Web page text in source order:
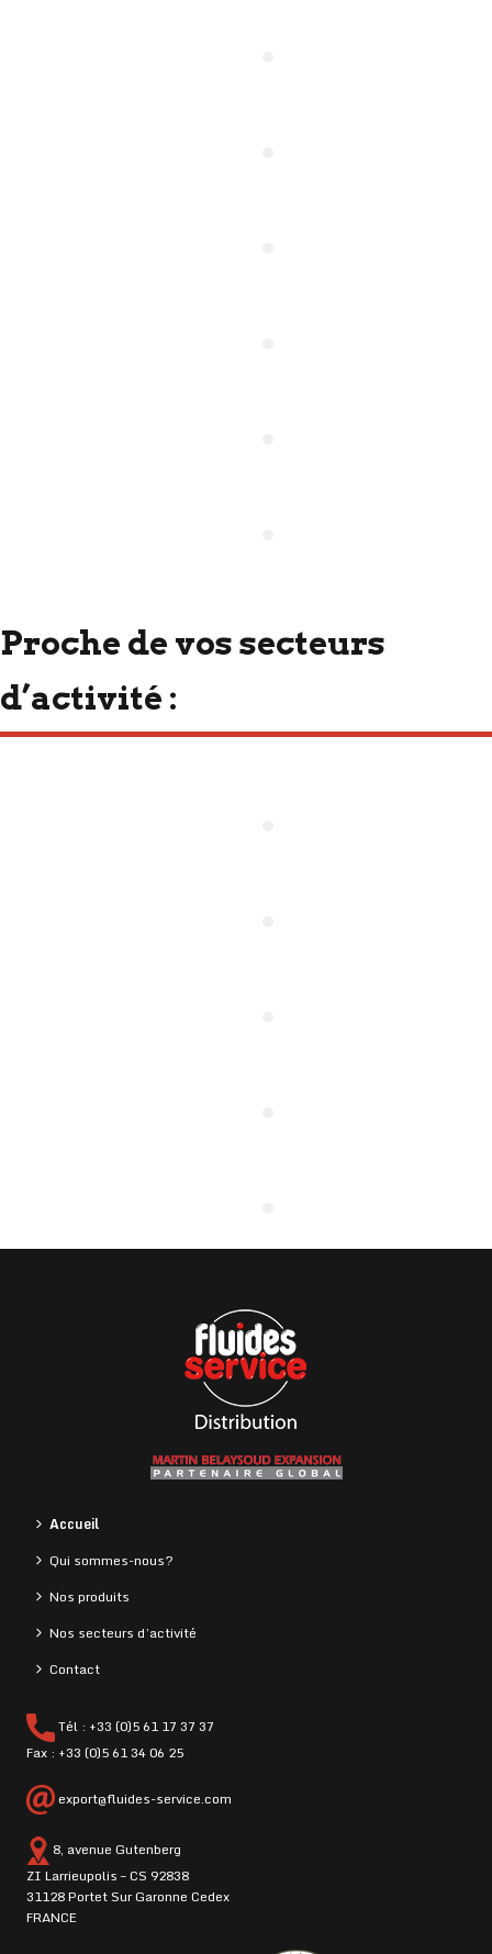
Proche de vos secteurs
d’activité :
Accueil
Qui sommes-nous?
Nos produits
Nos secteurs d’activité
Contact
Tél : +33 (0)5 61 17 37 37
Fax : +33 (0)5 61 34 06 25
export@fluides-service.com
8, avenue Gutenberg
ZI Larrieupolis – CS 92838
31128 Portet Sur Garonne Cedex
FRANCE